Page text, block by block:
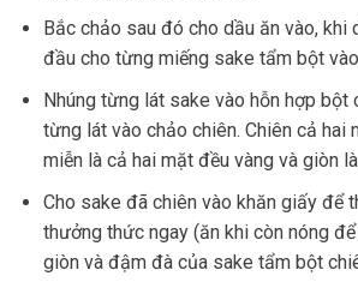
Bắc chảo sau đó cho dầu ăn vào, khi
đầu cho từng miếng sake tẩm bột
Nhúng từng lát sake vào hỗn hợp bột
từng lát vào chảo chiên. Chiên cả hai
miễn là cả hai mặt đều vàng và giòn
Cho sake đã chiên vào khăn giấy để
thưởng thức ngay (ăn khi còn nóng
giòn và đậm đà của sake tẩm bột